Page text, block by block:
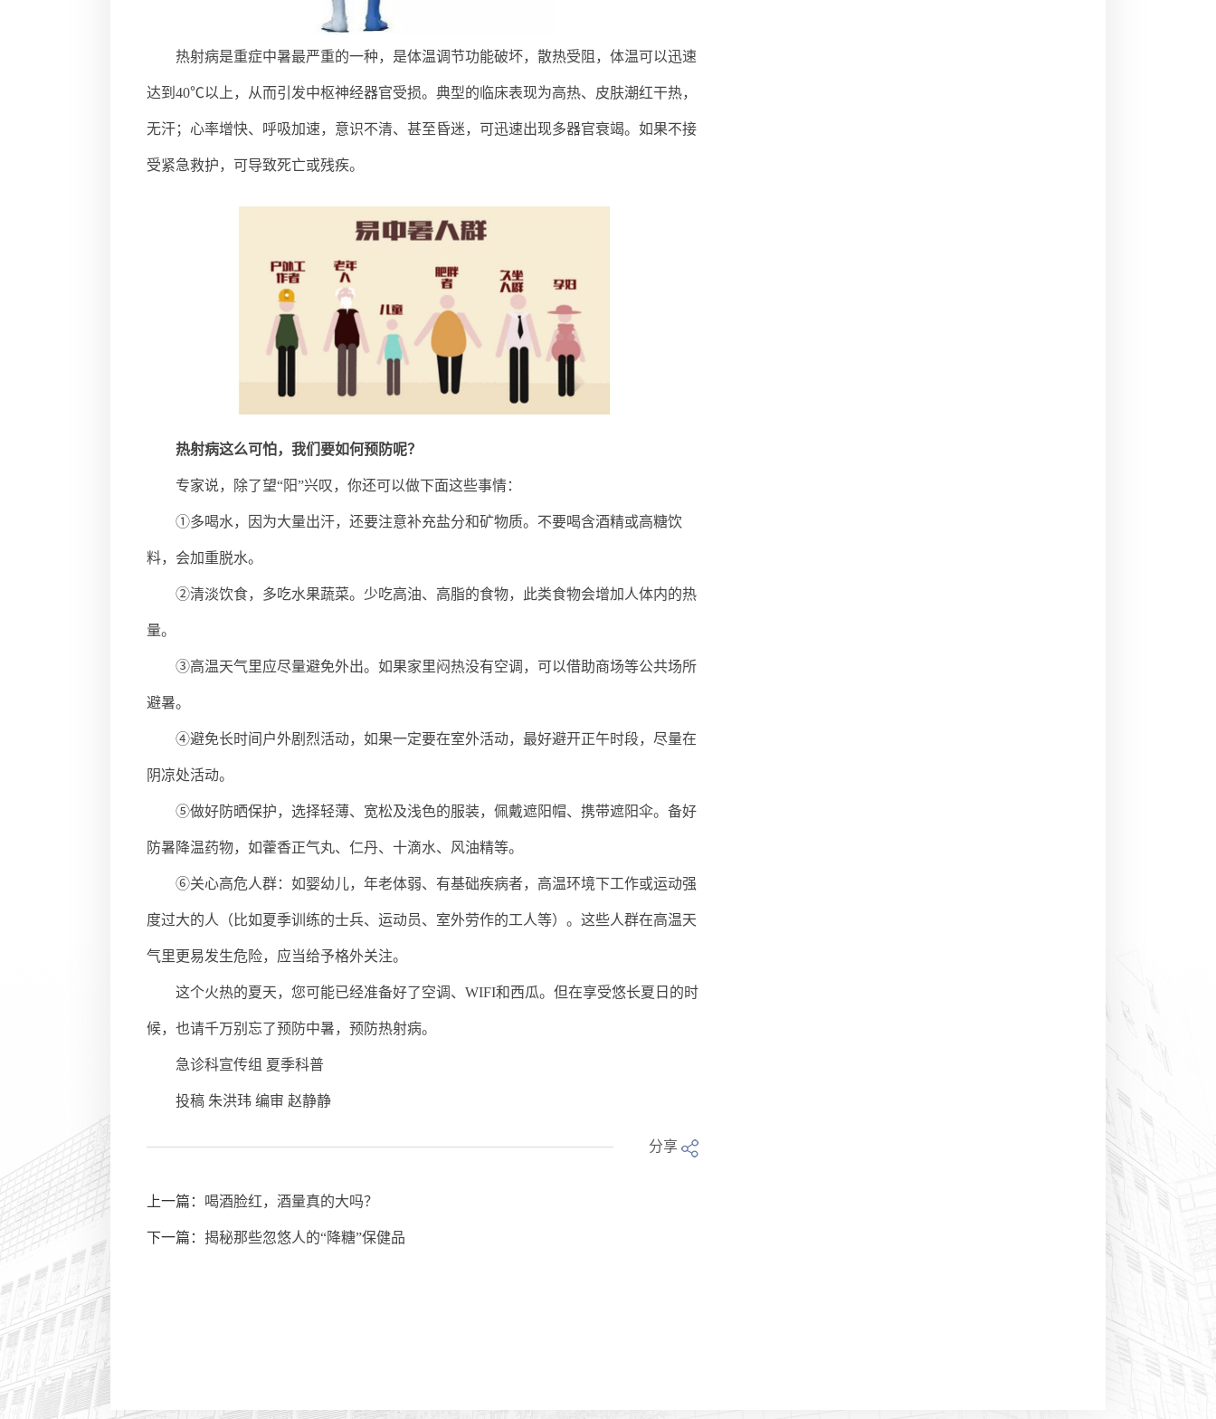
热射病是重症中暑最严重的一种，是体温调节功能破坏，散热受阻，体温可以迅速
达到40℃以上，从而引发中枢神经器官受损。典型的临床表现为高热、皮肤潮红干热，
无汗；心率增快、呼吸加速，意识不清、甚至昏迷，可迅速出现多器官衰竭。如果不接
受紧急救护，可导致死亡或残疾。
热射病这么可怕，我们要如何预防呢？
专家说，除了望“阳”兴叹，你还可以做下面这些事情：
①多喝水，因为大量出汗，还要注意补充盐分和矿物质。不要喝含酒精或高糖饮
料，会加重脱水。
②清淡饮食，多吃水果蔬菜。少吃高油、高脂的食物，此类食物会增加人体内的热
量。
③高温天气里应尽量避免外出。如果家里闷热没有空调，可以借助商场等公共场所
避暑。
④避免长时间户外剧烈活动，如果一定要在室外活动，最好避开正午时段，尽量在
阴凉处活动。
⑤做好防晒保护，选择轻薄、宽松及浅色的服装，佩戴遮阳帽、携带遮阳伞。备好
防暑降温药物，如藿香正气丸、仁丹、十滴水、风油精等。
⑥关心高危人群：如婴幼儿，年老体弱、有基础疾病者，高温环境下工作或运动强
度过大的人（比如夏季训练的士兵、运动员、室外劳作的工人等）。这些人群在高温天
气里更易发生危险，应当给予格外关注。
这个火热的夏天，您可能已经准备好了空调、WIFI和西瓜。但在享受悠长夏日的时
候，也请千万别忘了预防中暑，预防热射病。
急诊科宣传组 夏季科普
投稿 朱洪玮 编审 赵静静
分享
上一篇： 喝酒脸红，酒量真的大吗？
下一篇： 揭秘那些忽悠人的“降糖”保健品